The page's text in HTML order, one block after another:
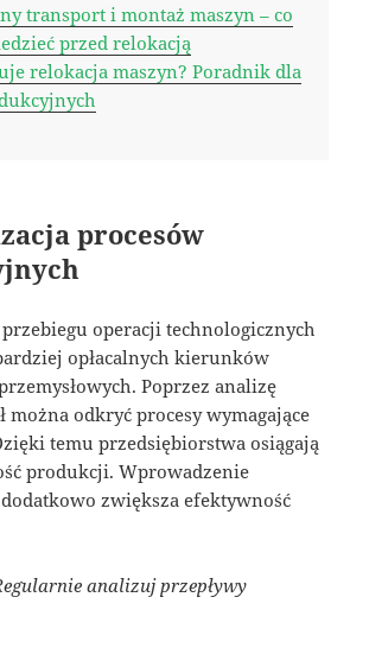
transport i montaż maszyn – co
przed relokacją
relokacja maszyn? Poradnik dla
procesów
operacji technologicznych
opłacalnych kierunków
Poprzez analizę
można odkryć procesy wymagające
temu przedsiębiorstwa osiągają
produkcji. Wprowadzenie
zwiększa efektywność
analizuj przepływy